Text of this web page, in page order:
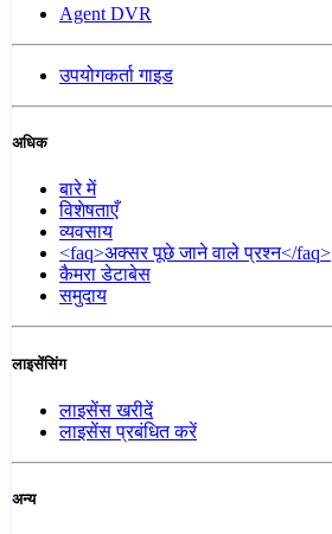
Agent DVR
उपयोगकर्ता गाइड
अधिक
बारे में
विशेषताएँ
व्यवसाय
<faq>अक्सर पूछे जाने वाले प्रश्न</faq>
कैमरा डेटाबेस
समुदाय
लाइसेंसिंग
लाइसेंस खरीदें
लाइसेंस प्रबंधित करें
अन्य